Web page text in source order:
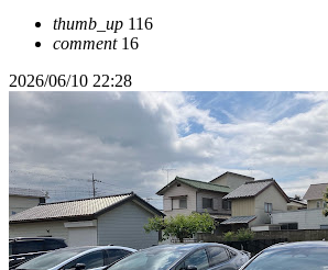
thumb_up 116
comment16
2026/06/10 22:28